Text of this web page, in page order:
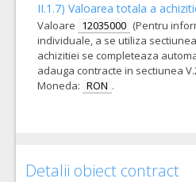
II.1.7) Valoarea totala a
Valoare 12035000 (Pentru
individuale, a se utiliza
achizitiei se completeaza
adauga contracte in sectiunea
Moneda: RON .
Detalii obiect contract